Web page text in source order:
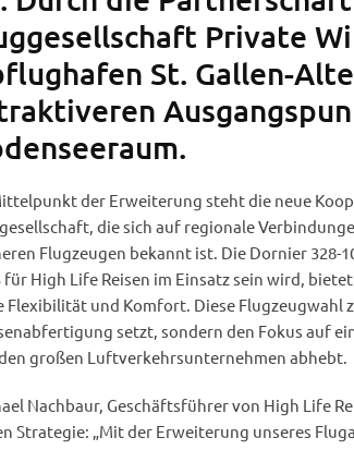
Private
St. Gallen-
der Erweiterung steht die neue
die sich auf regionale
Flugzeugen bekannt ist. Die Dornier 328-
für High Life Reisen im Einsatz sein wird,
Flexibilität und Komfort. Diese Flugzeugwahl
setzt, sondern den Fokus auf
großen Luftverkehrsunternehmen abhebt.
Nachbaur, Geschäftsführer von High Life
Strategie: „Mit der Erweiterung unseres